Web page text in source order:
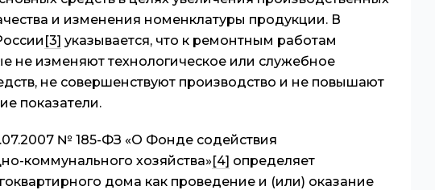
и изменения номенклатуры продукции. В
[3] указывается, что к ремонтным работам
не изменяют технологическое или служебное
не совершенствуют производство и не повышают
показатели.
№ 185-ФЗ «О Фонде содействия
коммунального хозяйства»[4] определяет
дома как проведение и (или) оказание